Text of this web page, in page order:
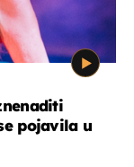
pojavila u